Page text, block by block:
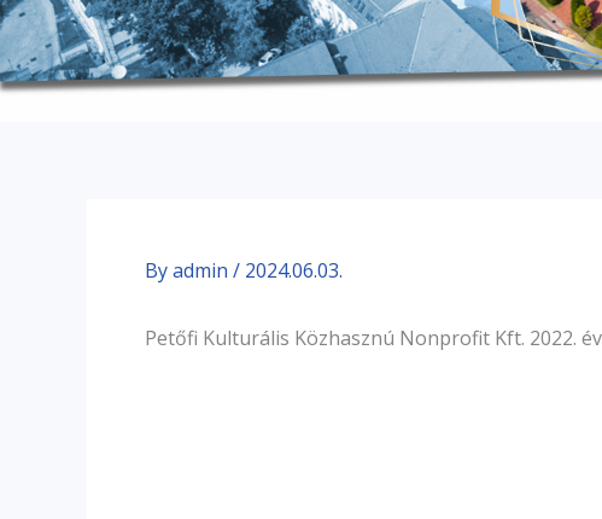
Byadmin / 2024.06.03.
Petőfi Kulturális Közhasznú Nonprofit Kft. 2022.